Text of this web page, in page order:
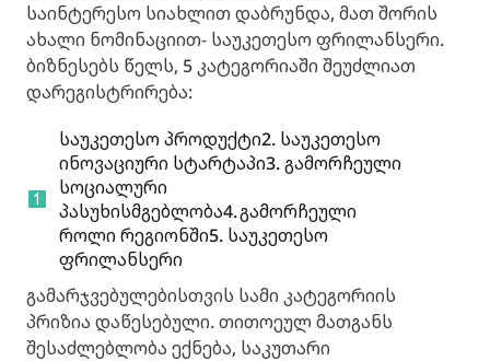
საინტერესო სიახლით დაბრუნდა, მათ შორის
ახალი ნომინაციით- საუკეთესო ფრილანსერი.
ბიზნესებს წელს, 5 კატეგორიაში შეუძლიათ
დარეგისტრირება:
საუკეთესო პროდუქტი2. საუკეთესო
ინოვაციური სტარტაპი3. გამორჩეული
სოციალური
პასუხისმგებლობა4. გამორჩეული
როლი რეგიონში5. საუკეთესო
ფრილანსერი
გამარჯვებულებისთვის სამი კატეგორიის
პრიზია დაწესებული. თითოეულ მათგანს
შესაძლებლობა ექნება, საკუთარი